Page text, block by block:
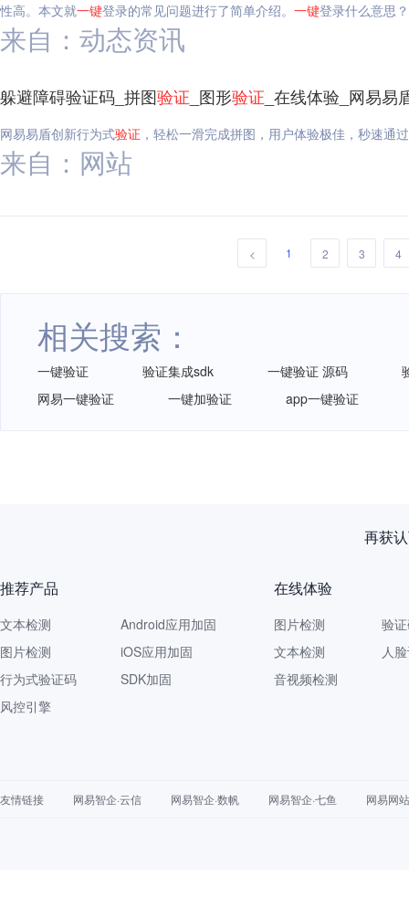
性高。本文就一键登录的常见问题进行了简单介绍。 一键登录什么意思？
来自：动态资讯
躲避障碍验证码_拼图验证 _图形验证 _在线体验_网易易
网易易盾创新行为式验证 ，轻松一滑完成拼图，用户体验极佳，秒速通过
来自：网站
< 1 2 3 4
相关搜索：
一键验证 验证集成sdk 一键验证 源码
网易一键验证
一键加验证 app一键验证
再获
推荐产品
文本检测
图片检测
行为式验证码
风控引擎
Android应用加固
iOS应用加固
SDK加固
在线体验
图片检测
文本检测
音视频检测
验
人
友情链接 网易智企·云信 网易智企·数帆 网易智企·七鱼 网易网